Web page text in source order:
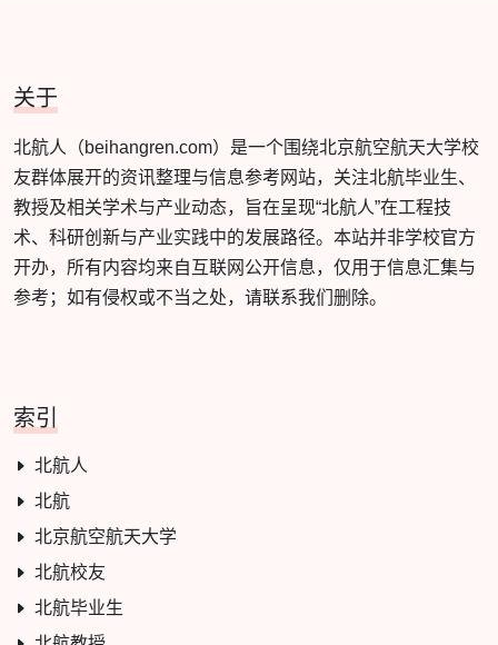
关于
北航人（beihangren.com）是一个围绕北京航空航天大学校
友群体展开的资讯整理与信息参考网站，关注北航毕业生、
教授及相关学术与产业动态，旨在呈现“北航人”在工程技
术、科研创新与产业实践中的发展路径。本站并非学校官方
开办，所有内容均来自互联网公开信息，仅用于信息汇集与
参考；如有侵权或不当之处，请联系我们删除。
索引
北航人
北航
北京航空航天大学
北航校友
北航毕业生